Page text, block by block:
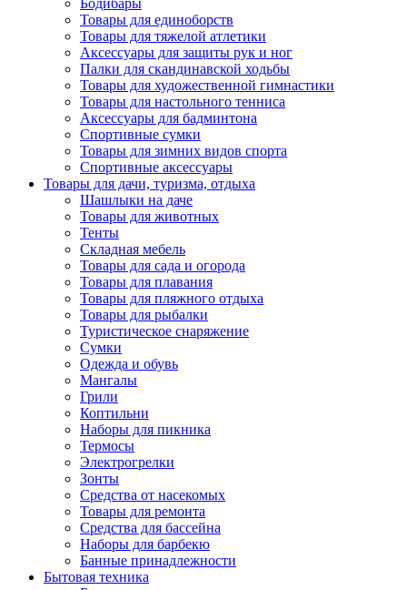
Бодибары
Товары для единоборств
Товары для тяжелой атлетики
Аксессуары для защиты рук и ног
Палки для скандинавской ходьбы
Товары для художественной гимнастики
Товары для настольного тенниса
Аксессуары для бадминтона
Спортивные сумки
Товары для зимних видов спорта
Спортивные аксессуары
Товары для дачи, туризма, отдыха
Шашлыки на даче
Товары для животных
Тенты
Складная мебель
Товары для сада и огорода
Товары для плавания
Товары для пляжного отдыха
Товары для рыбалки
Туристическое снаряжение
Сумки
Одежда и обувь
Мангалы
Грили
Коптильни
Наборы для пикника
Термосы
Электрогрелки
Зонты
Средства от насекомых
Товары для ремонта
Средства для бассейна
Наборы для барбекю
Банные принадлежности
Бытовая техника